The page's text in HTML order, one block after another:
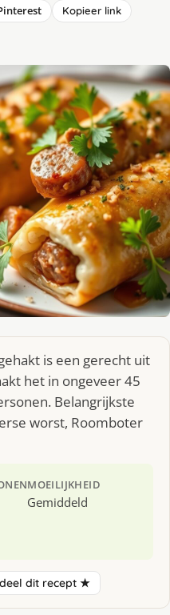
Kopieer link
is een gerecht uit
het in ongeveer 45
Belangrijkste
worst, Roomboter
MOEILIJKHEID
Gemiddeld
dit recept ★